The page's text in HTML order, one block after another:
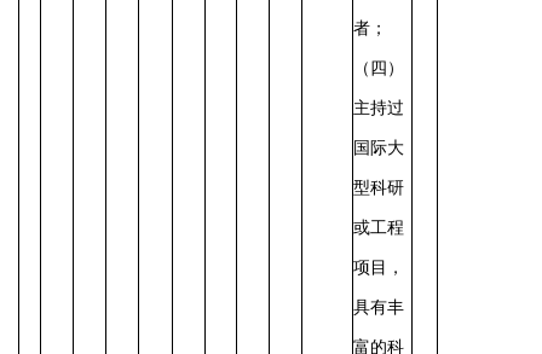
者；
（四）
主持过
国际大
型科研
或工程
项目，
具有丰
富的科